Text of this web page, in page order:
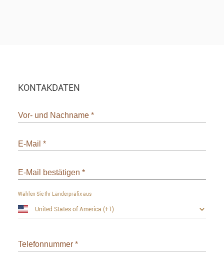
KONTAKDATEN
Vor- und Nachname *
E-Mail *
E-Mail bestätigen *
Wählen Sie Ihr Länderpräfix aus
Telefonnummer *